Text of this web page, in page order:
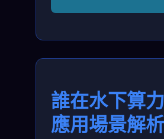
誰在水下算
應用場景解析